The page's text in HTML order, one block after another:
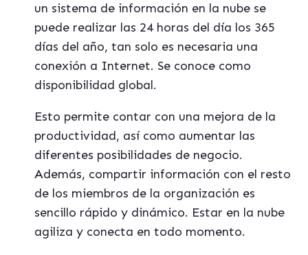
un sistema de información en la nube se
puede realizar las 24 horas del día los 365
días del año, tan solo es necesaria una
conexión a Internet. Se conoce como
disponibilidad global.
Esto permite contar con una mejora de la
productividad, así como aumentar las
diferentes posibilidades de negocio.
Además, compartir información con el resto
de los miembros de la organización es
sencillo rápido y dinámico. Estar en la nube
agiliza y conecta en todo momento.